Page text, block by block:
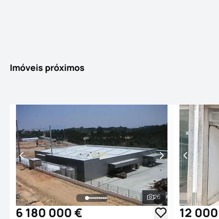
Imóveis próximos
Ver todas as
26
6 180 000 € 12